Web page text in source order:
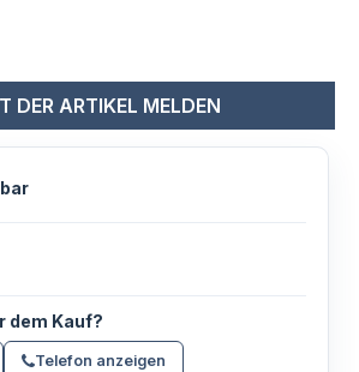
DER ARTIKEL MELDEN
dem Kauf?
Telefon anzeigen